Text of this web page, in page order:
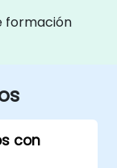
formación
con